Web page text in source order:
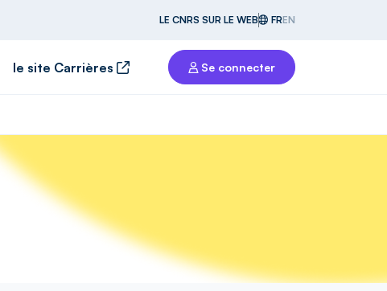
LE CNRS SUR LE WEB FREN
le site Carrières Se connecter